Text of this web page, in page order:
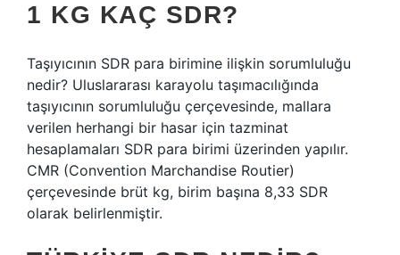
1 KG KAÇ SDR?
Taşıyıcının SDR para birimine ilişkin sorumluluğu
nedir? Uluslararası karayolu taşımacılığında
taşıyıcının sorumluluğu çerçevesinde, mallara
verilen herhangi bir hasar için tazminat
hesaplamaları SDR para birimi üzerinden yapılır.
CMR (Convention Marchandise Routier)
çerçevesinde brüt kg, birim başına 8,33 SDR
olarak belirlenmiştir.